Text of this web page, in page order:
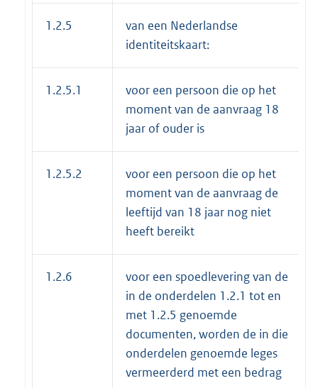
1.2.5
van een Nederlandse
identiteitskaart:
1.2.5.1
voor een persoon die op het
moment van de aanvraag 18
jaar of ouder is
1.2.5.2
voor een persoon die op het
moment van de aanvraag de
leeftijd van 18 jaar nog niet
heeft bereikt
1.2.6
voor een spoedlevering van de
in de onderdelen 1.2.1 tot en
met 1.2.5 genoemde
documenten, worden de in die
onderdelen genoemde leges
vermeerderd met een bedrag